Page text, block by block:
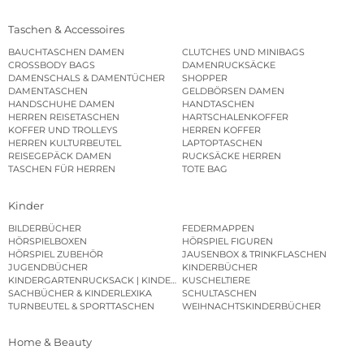
Taschen & Accessoires
BAUCHTASCHEN DAMEN
CLUTCHES UND MINIBAGS
CROSSBODY BAGS
DAMENRUCKSÄCKE
DAMENSCHALS & DAMENTÜCHER
SHOPPER
DAMENTASCHEN
GELDBÖRSEN DAMEN
HANDSCHUHE DAMEN
HANDTASCHEN
HERREN REISETASCHEN
HARTSCHALENKOFFER
KOFFER UND TROLLEYS
HERREN KOFFER
HERREN KULTURBEUTEL
LAPTOPTASCHEN
REISEGEPÄCK DAMEN
RUCKSÄCKE HERREN
TASCHEN FÜR HERREN
TOTE BAG
Kinder
BILDERBÜCHER
FEDERMAPPEN
HÖRSPIELBOXEN
HÖRSPIEL FIGUREN
HÖRSPIEL ZUBEHÖR
JAUSENBOX & TRINKFLASCHEN
JUGENDBÜCHER
KINDERBÜCHER
KINDERGARTENRUCKSACK | KINDERGARTENBEUTEL
KUSCHELTIERE
SACHBÜCHER & KINDERLEXIKA
SCHULTASCHEN
TURNBEUTEL & SPORTTASCHEN
WEIHNACHTSKINDERBÜCHER
Home & Beauty